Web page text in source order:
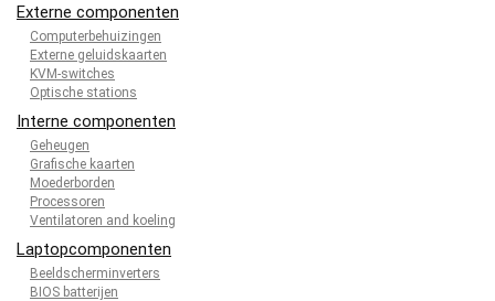
Externe componenten
Computerbehuizingen
Externe geluidskaarten
KVM-switches
Optische stations
Interne componenten
Geheugen
Grafische kaarten
Moederborden
Processoren
Ventilatoren and koeling
Laptopcomponenten
Beeldscherminverters
BIOS batterijen